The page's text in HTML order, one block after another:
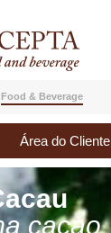
Food & Beverage
Área do Cliente
cacao